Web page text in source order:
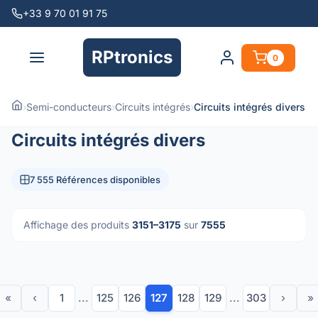
+33 9 70 01 91 75
RPtronics 0
›Semi-conducteurs›Circuits intégrés›Circuits intégrés divers
Circuits intégrés divers
7 555 Références disponibles
Affichage des produits 3151–3175 sur 7555
« ‹ 1 ... 125 126 127 128 129 ... 303 › »